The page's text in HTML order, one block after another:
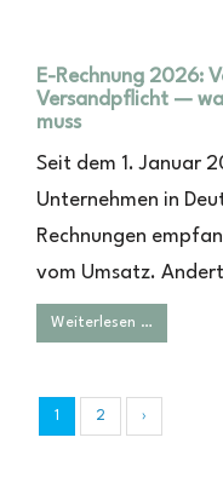
E-Rechnung 2026:
Versandpflicht —
muss
Seit dem 1. Januar
Unternehmen in
Rechnungen
vom Umsatz.
Weiterlesen …
1 2 ›